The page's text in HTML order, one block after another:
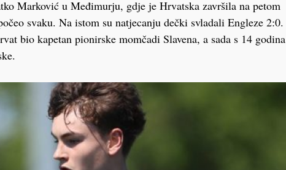
Marković u Međimurju, gdje je Hrvatska završila na petom
svaku. Na istom su natjecanju dečki svladali Engleze 2:0.
bio kapetan pionirske momčadi Slavena, a sada s 14 godina